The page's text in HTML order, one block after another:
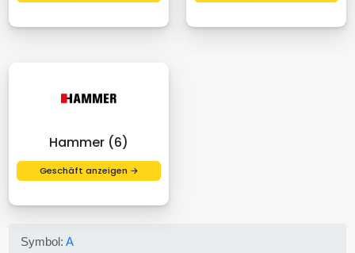
Hammer (6)
Geschäft anzeigen →
Symbol:A